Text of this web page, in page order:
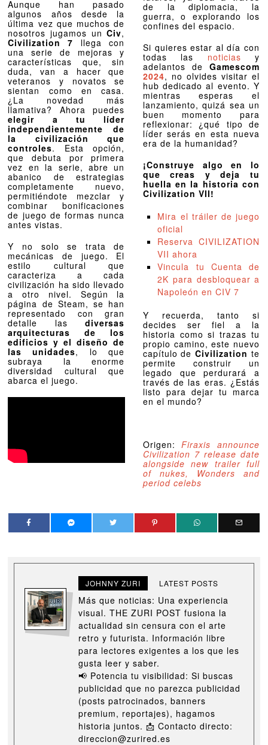
Aunque han pasado
algunos años desde la
última vez que muchos de
nosotros jugamos unCiv,
Civilization 7 llega con
una serie de mejoras y
características que, sin
duda, van a hacer que
veteranos y novatos se
sientan como en casa.
¿La novedad más
llamativa? Ahora puedes
elegir a tu líder
independientemente de
la civilización que
controles. Esta opción,
que debuta por primera
vez en la serie, abre un
abanico de estrategias
completamente nuevo,
permitiéndote mezclar y
combinar bonificaciones
de juego de formas nunca
antes vistas.
Y no solo se trata de
mecánicas de juego. El
estilo cultural que
caracteriza a cada
civilización ha sido llevado
a otro nivel. Según la
página de Steam, se han
representado con gran
detalle lasdiversas
arquitecturas de los
edificios y el diseño de
las unidades, lo que
subraya la enorme
diversidad cultural que
abarca el juego.
de la diplomacia, la
guerra, o explorando los
confines del espacio.
Si quieres estar al día con
todas las noticias y
adelantos de Gamescom
2024, no olvides visitar el
hub dedicado al evento. Y
mientras esperas el
lanzamiento, quizá sea un
buen momento para
reflexionar: ¿qué tipo de
líder serás en esta nueva
era de la humanidad?
¡Construye algo en lo
que creas y deja tu
huella en la historia con
Civilization VII!
Mira el tráiler de juego
oficial
Reserva CIVILIZATION
VII ahora
Vincula tu Cuenta de
2K para desbloquear a
Napoleón en CIV 7
Y recuerda, tanto si
decides ser fiel a la
historia como si trazas tu
propio camino, este nuevo
capítulo de Civilization te
permite construir un
legado que perdurará a
través de las eras. ¿Estás
listo para dejar tu marca
en el mundo?
Origen: Firaxis announce
Civilization 7 release date
alongside new trailer full
of nukes, Wonders and
period celebs
JOHNNY ZURI LATEST POSTS
Más que noticias: Una experiencia
visual. THE ZURI POST fusiona la
actualidad sin censura con el arte
retro y futurista. Información libre
para lectores exigentes a los que les
gusta leer y saber.
📢 Potencia tu visibilidad: Si buscas
publicidad que no parezca publicidad
(posts patrocinados, banners
premium, reportajes), hagamos
historia juntos. 📩 Contacto directo:
direccion@zurired.es